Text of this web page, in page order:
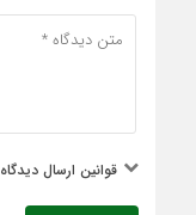
قوانین ارسال دیدگاه